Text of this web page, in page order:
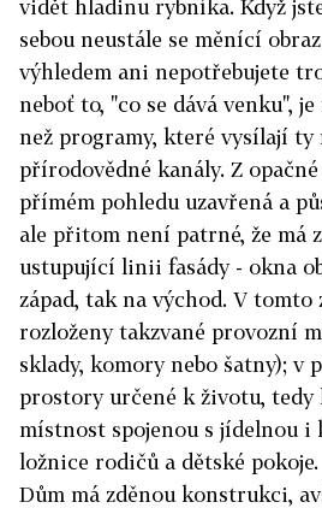
vidět hladinu rybníka. Když
sebou neustále se měnící
výhledem ani nepotřebujete
neboť to, "co se dává venku",
než programy, které vysílají ty
přírodovědné kanály. Z
přímém pohledu uzavřená a
ale přitom není patrné, že má
ustupující linii fasády - okna
západ, tak na východ. V
rozloženy takzvané provozní
sklady, komory nebo šatny); v
prostory určené k životu, tedy
místnost spojenou s jídelnou i
ložnice rodičů a dětské pokoje.
Dům má zděnou konstrukci,